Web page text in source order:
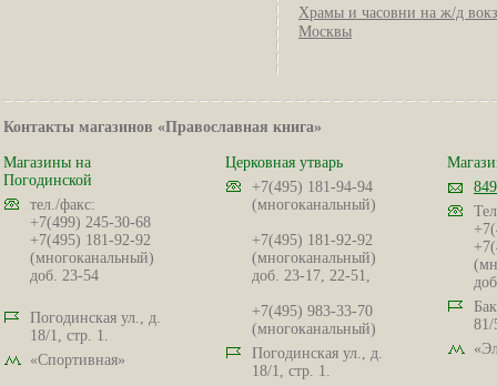
Храмы и часовни на ж/д
Москвы
Контакты магазинов «Православная книга»
Магазины на
Погодинской
тел./факс:
+7(499) 245-30-68
+7(495) 181-92-92
(многоканальный)
доб. 23-54
Погодинская ул., д.
18/1, стр. 1.
«Спортивная»
Церковная утварь
+7(495) 181-94-94
(многоканальный)
+7(495) 181-92-92
(многоканальный)
доб. 23-17, 22-51,
+7(495) 983-33-70
(многоканальный)
Погодинская ул., д.
18/1, стр. 1.
81/